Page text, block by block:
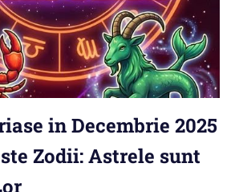
in Decembrie 2025
Zodii: Astrele sunt